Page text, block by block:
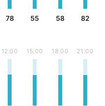
78 55 58 82
12:00 15:00 18:00 21:00